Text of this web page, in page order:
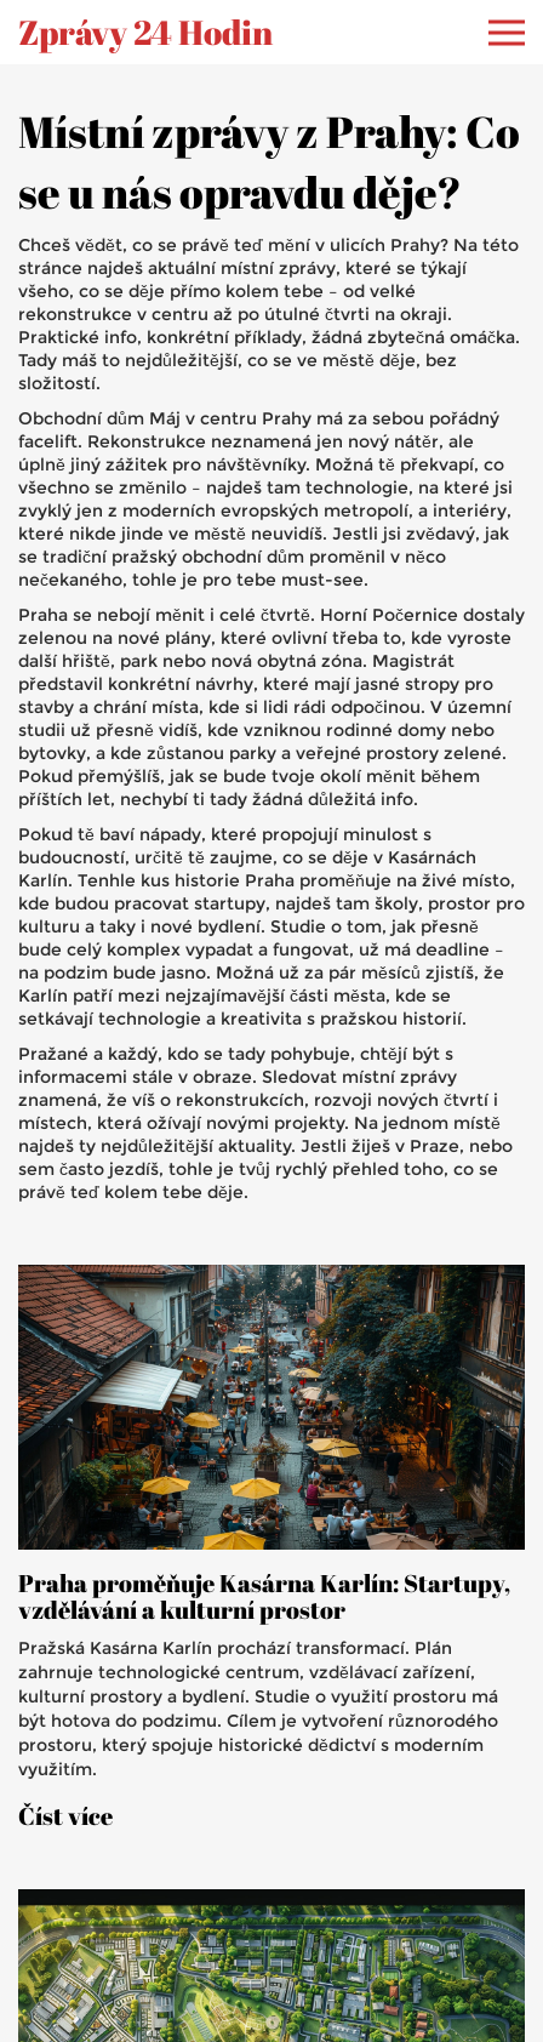
Zprávy 24 Hodin
Místní zprávy z Prahy: Co
se u nás opravdu děje?
Chceš vědět, co se právě teď mění v ulicích Prahy? Na této
stránce najdeš aktuální místní zprávy, které se týkají
všeho, co se děje přímo kolem tebe – od velké
rekonstrukce v centru až po útulné čtvrti na okraji.
Praktické info, konkrétní příklady, žádná zbytečná omáčka.
Tady máš to nejdůležitější, co se ve městě děje, bez
složitostí.
Obchodní dům Máj v centru Prahy má za sebou pořádný
facelift. Rekonstrukce neznamená jen nový nátěr, ale
úplně jiný zážitek pro návštěvníky. Možná tě překvapí, co
všechno se změnilo – najdeš tam technologie, na které jsi
zvyklý jen z moderních evropských metropolí, a interiéry,
které nikde jinde ve městě neuvidíš. Jestli jsi zvědavý, jak
se tradiční pražský obchodní dům proměnil v něco
nečekaného, tohle je pro tebe must-see.
Praha se nebojí měnit i celé čtvrtě. Horní Počernice dostaly
zelenou na nové plány, které ovlivní třeba to, kde vyroste
další hřiště, park nebo nová obytná zóna. Magistrát
představil konkrétní návrhy, které mají jasné stropy pro
stavby a chrání místa, kde si lidi rádi odpočinou. V územní
studii už přesně vidíš, kde vzniknou rodinné domy nebo
bytovky, a kde zůstanou parky a veřejné prostory zelené.
Pokud přemýšlíš, jak se bude tvoje okolí měnit během
příštích let, nechybí ti tady žádná důležitá info.
Pokud tě baví nápady, které propojují minulost s
budoucností, určitě tě zaujme, co se děje v Kasárnách
Karlín. Tenhle kus historie Praha proměňuje na živé místo,
kde budou pracovat startupy, najdeš tam školy, prostor pro
kulturu a taky i nové bydlení. Studie o tom, jak přesně
bude celý komplex vypadat a fungovat, už má deadline –
na podzim bude jasno. Možná už za pár měsíců zjistíš, že
Karlín patří mezi nejzajímavější části města, kde se
setkávají technologie a kreativita s pražskou historií.
Pražané a každý, kdo se tady pohybuje, chtějí být s
informacemi stále v obraze. Sledovat místní zprávy
znamená, že víš o rekonstrukcích, rozvoji nových čtvrtí i
místech, která ožívají novými projekty. Na jednom místě
najdeš ty nejdůležitější aktuality. Jestli žiješ v Praze, nebo
sem často jezdíš, tohle je tvůj rychlý přehled toho, co se
právě teď kolem tebe děje.
Praha proměňuje Kasárna Karlín: Startupy,
vzdělávání a kulturní prostor
Pražská Kasárna Karlín prochází transformací. Plán
zahrnuje technologické centrum, vzdělávací zařízení,
kulturní prostory a bydlení. Studie o využití prostoru má
být hotova do podzimu. Cílem je vytvoření různorodého
prostoru, který spojuje historické dědictví s moderním
využitím.
Číst více